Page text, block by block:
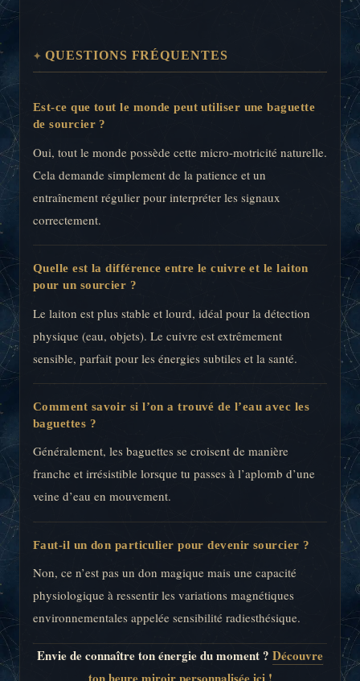
QUESTIONS FRÉQUENTES
Est-ce que tout le monde peut utiliser une baguette
de sourcier ?
Oui, tout le monde possède cette micro-motricité naturelle.
Cela demande simplement de la patience et un
entraînement régulier pour interpréter les signaux
correctement.
Quelle est la différence entre le cuivre et le laiton
pour un sourcier ?
Le laiton est plus stable et lourd, idéal pour la détection
physique (eau, objets). Le cuivre est extrêmement
sensible, parfait pour les énergies subtiles et la santé.
Comment savoir si l’on a trouvé de l’eau avec les
baguettes ?
Généralement, les baguettes se croisent de manière
franche et irrésistible lorsque tu passes à l’aplomb d’une
veine d’eau en mouvement.
Faut-il un don particulier pour devenir sourcier ?
Non, ce n’est pas un don magique mais une capacité
physiologique à ressentir les variations magnétiques
environnementales appelée sensibilité radiesthésique.
Envie de connaître ton énergie du moment ? Découvre